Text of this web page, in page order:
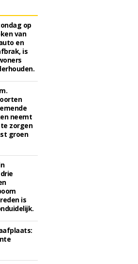
op
van
en
is
neemt
zorgen
groen
is